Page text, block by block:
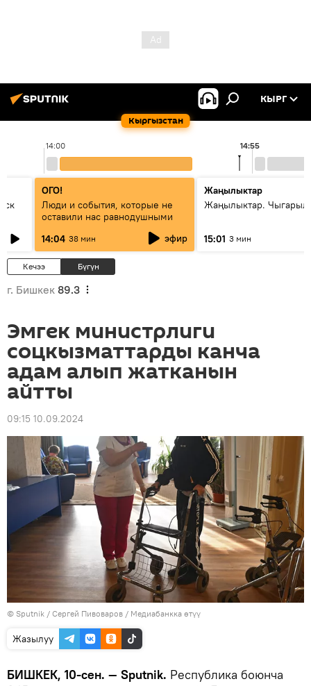
Кыргызстан
КЫРГ
14:00 14:55
ОГО!
Люди и события, которые не
оставили нас равнодушными
14:04 38 мин эфир
Жаңылыктар
Жаңылыктар.
15:01 3 мин
Кечээ Бүгүн
г. Бишкек 89.3
Эмгек министрлиги
соцкызматтарды канча
адам алып жатканын
айтты
09:15 10.09.2024
© Sputnik / Сергей Пивоваров / Медиабанкка өтүү
Жазылуу
БИШКЕК, 10-сен. — Sputnik. Республика боюнча